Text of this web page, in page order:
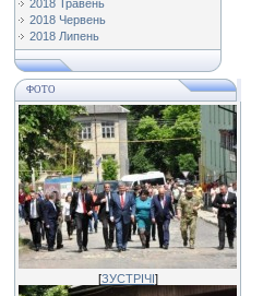
2018 Травень
2018 Червень
2018 Липень
ФОТО
[ЗУСТРІЧІ]